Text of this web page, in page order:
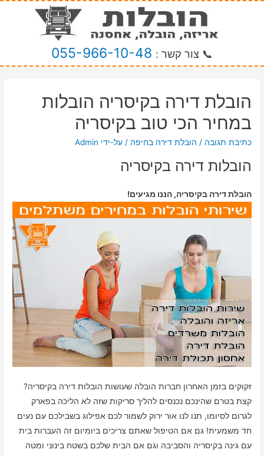
📞 צור קשר : 055-966-10-48
הובלת דירה בקיסריה הובלות
במחיר הכי טוב בקיסריה
כתיבת תגובה / הובלת דירה בחיפה / על-ידי Admin
הובלות דירה בקיסריה
הובלת דירה בקיסריה, הננו מגיעים!
זקוקים בזמן האחרון חברות הובלה שעושות הובלות דירה בקיסריה?
קצת בטרם שהינכם נכנסים להליך סריקות שזה לא הליכה בפארק
לגרום לסיומו, תנו לנו אור ירוק לשמור לכם אפילוג בשבילכם עם נעים
חד משמעית! גם אם הטיפול שאתם צריכים ביומיום זה העברות בית
עם גינה בקיסריה והסביבה וגם אם הבית שלכם בשטח בינוני ומטה